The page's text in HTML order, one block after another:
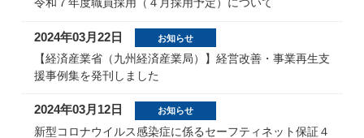
2024年03月22日 お知らせ
【経済産業省（九州経済産業局）】経営改善・事業再生支
援事例集を発刊しました
2024年03月12日 お知らせ
新型コロナウイルス感染症に係るセーフティネット保証４